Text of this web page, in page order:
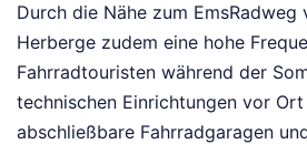
Durch die Nähe zum EmsRadweg
Herberge zudem eine hohe
Fahrradtouristen während der
technischen Einrichtungen vor
abschließbare Fahrradgaragen